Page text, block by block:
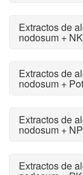
Extractos de
nodosum +
Extractos de
nodosum +
Extractos de
nodosum +
Extractos de